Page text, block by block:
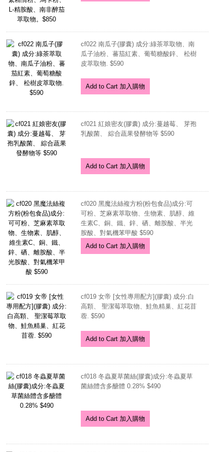
cf022 南瓜子(膠囊) 成分:綠茶萃取物、南
瓜子油粉、蕃茄紅素、葡萄糖酸鋅、 松樹
皮萃取物. $590
Add to Cart 加入購物
cf021 紅娘密友(膠囊) 成分:蔓越莓、 芽孢
乳酸菌、 綜合蔬果發酵物等 $590
Add to Cart 加入購物
cf020 黑魔法絲複方粉(粉包食品)成分:可
可粉、芝麻素萃取物、生物素、肌醇、維
生素C、銅、鐵、鋅、硒、離胺酸、半光
胺酸、對氣機苯甲酸 $590
Add to Cart 加入購物
cf019 女帝 [女性專用配方](膠囊) 成分:白
高顆、 聖潔莓萃取物、鮭魚精巢、紅花苜
蓿. $590
Add to Cart 加入購物
cf018 冬蟲夏草菌絲(膠囊)成分:冬蟲夏草
菌絲體含多醣體 0.28% $490
Add to Cart 加入購物